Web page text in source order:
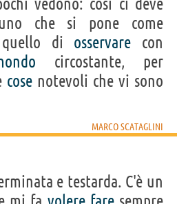
che si pone come
quello di osservare con
circostante, per
cose notevoli che vi sono
MARCO SCATAGLINI
e testarda. C'è un